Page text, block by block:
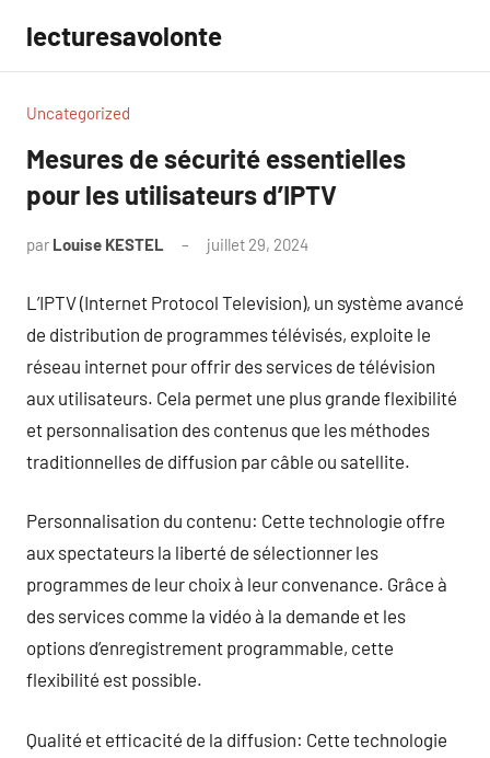
contenu
lecturesavolonte
Uncategorized
Mesures de sécurité essentielles
pour les utilisateurs d’IPTV
par Louise KESTEL juillet 29, 2024
L’IPTV (Internet Protocol Television), un système avancé
de distribution de programmes télévisés, exploite le
réseau internet pour offrir des services de télévision
aux utilisateurs. Cela permet une plus grande flexibilité
et personnalisation des contenus que les méthodes
traditionnelles de diffusion par câble ou satellite.
Personnalisation du contenu: Cette technologie offre
aux spectateurs la liberté de sélectionner les
programmes de leur choix à leur convenance. Grâce à
des services comme la vidéo à la demande et les
options d’enregistrement programmable, cette
flexibilité est possible.
Qualité et efficacité de la diffusion: Cette technologie